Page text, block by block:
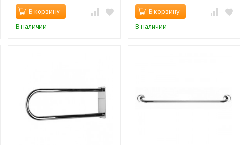
В корзину
В наличии
В корзину
В наличии